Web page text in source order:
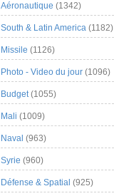
Aéronautique (1342)
South & Latin America (1182)
Missile (1126)
Photo - Video du jour (1096)
Budget(1055)
Mali (1009)
Naval (963)
Syrie (960)
Défense & Spatial (925)